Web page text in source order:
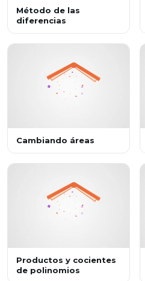
Método de las
diferencias
Cambiando áreas
Productos y cocientes
de polinomios